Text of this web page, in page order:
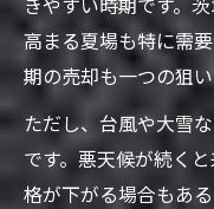
高まる夏場も特に需
期の売却も一つの狙い
ただし、台風や大雪
です。悪天候が続く
格が下がる場合もあ